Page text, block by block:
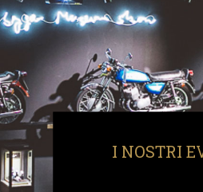
I NOSTRI